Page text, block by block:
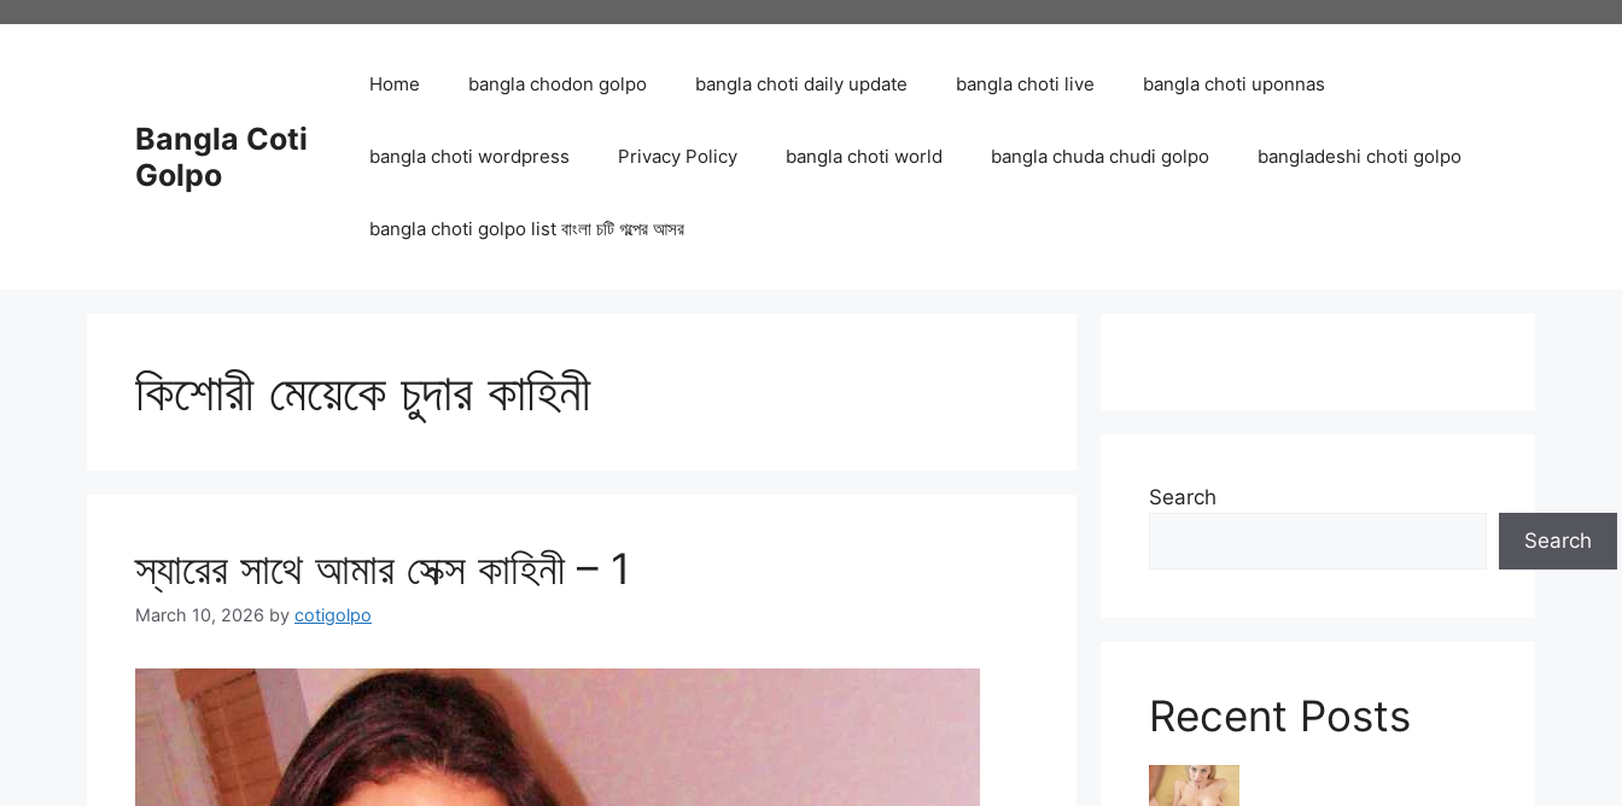
Bangla Coti
Golpo
Home bangla chodon golpo bangla choti daily update bangla choti live bangla choti uponnas
bangla choti wordpress Privacy Policy bangla choti world bangla chuda chudi golpo bangladeshi choti golpo
bangla choti golpo list বাংলা চটি গল্পের আসর
কিশোরী মেয়েকে চুদার কাহিনী
স্যারের সাথে আমার সেক্স কাহিনী – 1
March 10, 2026 by cotigolpo
Search
Search
Recent Posts